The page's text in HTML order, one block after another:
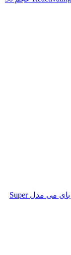
کرم لایه بردار، ضد جوش و ضد لک سام بای می مدل Super